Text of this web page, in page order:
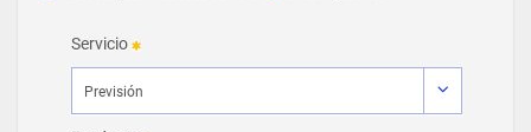
Servicio